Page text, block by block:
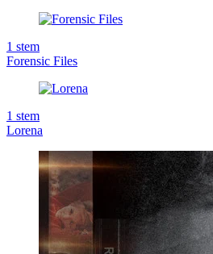
1 stem
Forensic Files
1 stem
Lorena